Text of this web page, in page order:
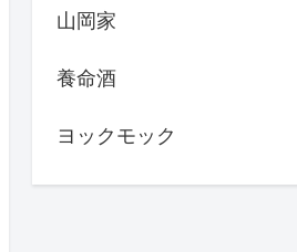
山岡家
養命酒
ヨックモック